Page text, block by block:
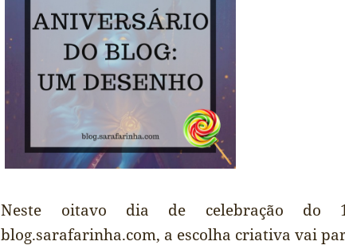
Neste oitavo dia de celebração do
blog.sarafarinha.com, a escolha criativa vai